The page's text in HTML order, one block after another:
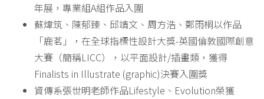
年展，專業組A組作品入圍
蘇煒筑、陳郁臻、邱靖文、周方浩、鄭雨桐以作品
「鹿茗」，在全球指標性設計大獎-英國倫敦國際創意
大賽（簡稱LICC），以平面設計/插畫類，獲得
Finalists in Illustrate (graphic)決賽入圍獎
資傳系張世明老師作品Lifestyle、Evolution榮獲